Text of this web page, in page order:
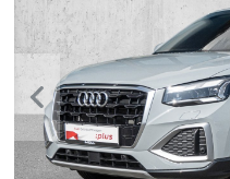
Previous